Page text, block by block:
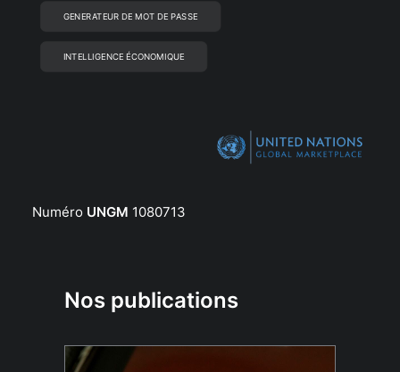
GENERATEUR DE MOT DE PASSE
INTELLIGENCE ÉCONOMIQUE
Numéro UNGM 1080713
Nos publications